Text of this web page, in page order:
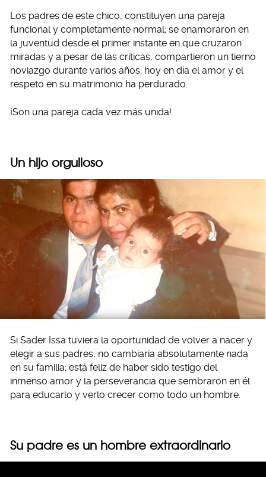
Los padres de este chico, constituyen una pareja
funcional y completamente normal; se enamoraron en
la juventud desde el primer instante en que cruzaron
miradas y a pesar de las críticas, compartieron un tierno
noviazgo durante varios años; hoy en día el amor y el
respeto en su matrimonio ha perdurado.
¡Son una pareja cada vez más unida!
Un hijo orgulloso
Si Sader Issa tuviera la oportunidad de volver a nacer y
elegir a sus padres, no cambiaría absolutamente nada
en su familia; está feliz de haber sido testigo del
inmenso amor y la perseverancia que sembraron en él
para educarlo y verlo crecer como todo un hombre.
Su padre es un hombre extraordinario